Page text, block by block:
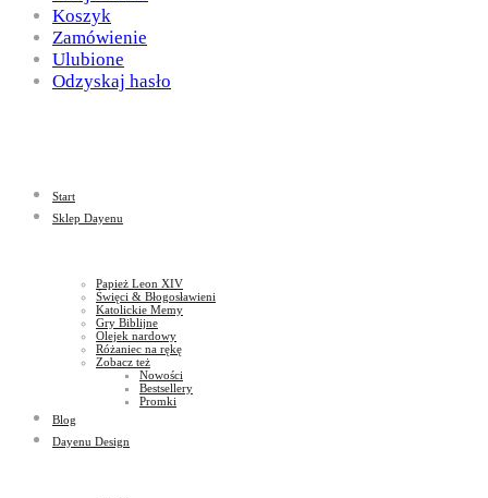
God
Design
God
Koszyk
Zamówienie
Ulubione
Odzyskaj hasło
Start
Sklep Dayenu
Papież Leon XIV
Święci & Błogosławieni
Katolickie Memy
Gry Biblijne
Olejek nardowy
Różaniec na rękę
Zobacz też
Nowości
Bestsellery
Promki
Blog
Dayenu Design